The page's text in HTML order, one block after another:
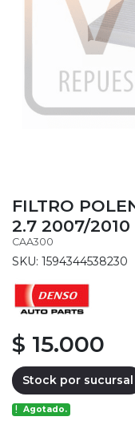
FILTRO
2.7 2007/2010
CAA300
SKU: 1594344538230
$ 15.000
Stock por sucursal
Agotado.